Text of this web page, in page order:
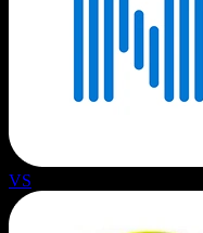
VS